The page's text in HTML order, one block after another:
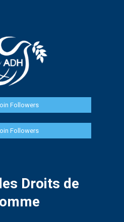
Followers
Followers
Droits de